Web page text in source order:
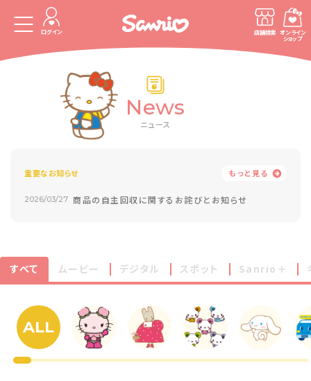
ログイン 店舗検索 オンライン
ショップ
News
ニュース
重要なお知らせ もっと見る
2026/03/27 商品の自主回収に関するお詫びとお知らせ
すべて ムービー デジタル スポット Sanrio＋
ALL